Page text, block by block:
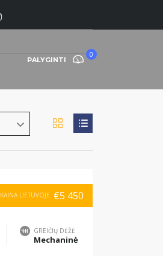
PALYGINTI
0
KAINA LIETUVOJE €5 450
GREIČIŲ DĖŽĖ
Mechaninė